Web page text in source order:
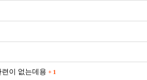
이 없는데용 + 1